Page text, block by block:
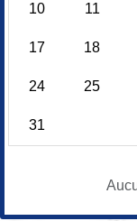
10 11
17 18
24 25
31